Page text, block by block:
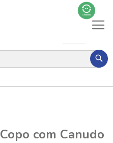
Copo com Canudo